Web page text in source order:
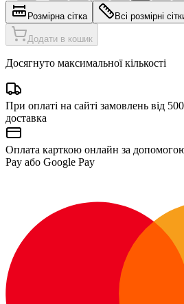
Розмірна сітка Всі розмірні
Додати в кошик
Досягнуто максимальної кількості
При оплаті на сайті замовлень від
доставка
Оплата карткою онлайн за
Pay або Google Pay